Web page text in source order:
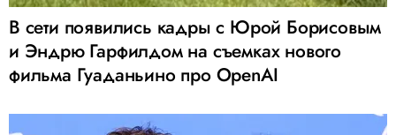
В сети появились кадры с Юрой Борисовым
и Эндрю Гарфилдом на съемках нового
фильма Гуаданьино про OpenAI